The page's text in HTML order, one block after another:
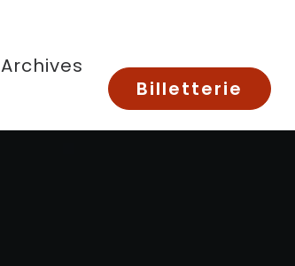
Archives
Billetterie